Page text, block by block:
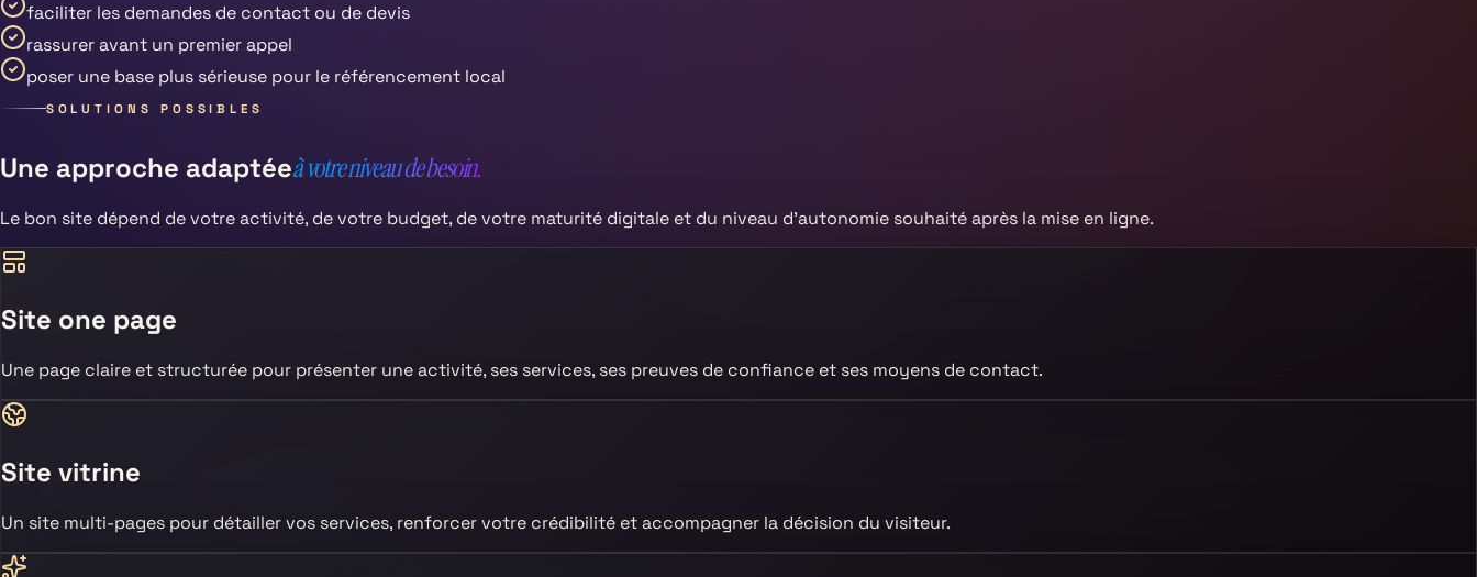
faciliter les demandes de contact ou de devis
rassurer avant un premier appel
poser une base plus sérieuse pour le référencement local
SOLUTIONS POSSIBLES
Une approche adaptéeà votre niveau de besoin.
Le bon site dépend de votre activité, de votre budget, de votre maturité digitale et du niveau d’autonomie souhaité après la mise en ligne.
Site one page
Une page claire et structurée pour présenter une activité, ses services, ses preuves de confiance et ses moyens de contact.
Site vitrine
Un site multi-pages pour détailler vos services, renforcer votre crédibilité et accompagner la décision du visiteur.